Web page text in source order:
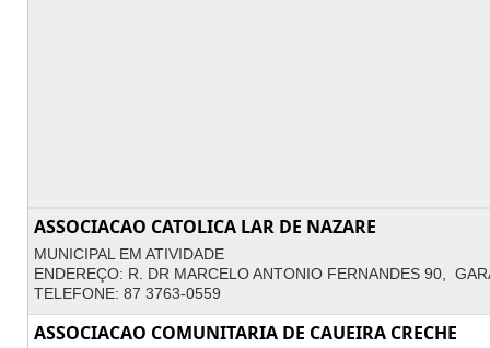
ASSOCIACAO CATOLICA LAR DE NAZARE
MUNICIPAL EM ATIVIDADE
ENDEREÇO: R. DR MARCELO ANTONIO FERNANDES 90,
TELEFONE: 87 3763-0559
ASSOCIACAO COMUNITARIA DE CAUEIRA CRECHE